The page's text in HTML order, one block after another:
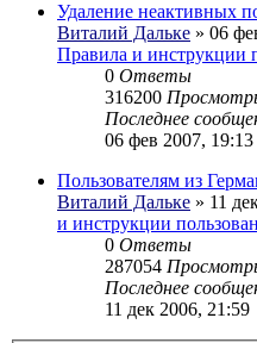
Удаление неактивных
Виталий Дальке » 06
Правила и инструкции
0 Ответы
316200
Последнее
06 фев 2007, 19:13
Пользователям из
Виталий Дальке » 11
и инструкции
0 Ответы
287054
Последнее
11 дек 2006, 21:59